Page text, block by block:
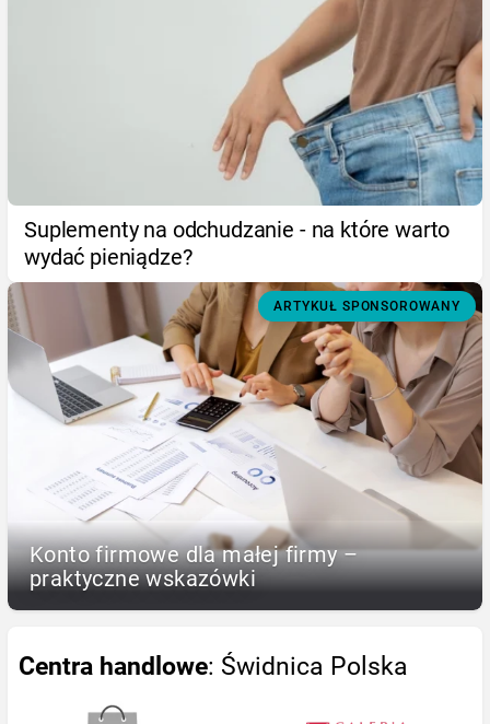
Suplementy na odchudzanie - na które warto
wydać pieniądze?
ARTYKUŁ SPONSOROWANY
Konto firmowe dla małej firmy –
praktyczne wskazówki
Centra handlowe: Świdnica Polska